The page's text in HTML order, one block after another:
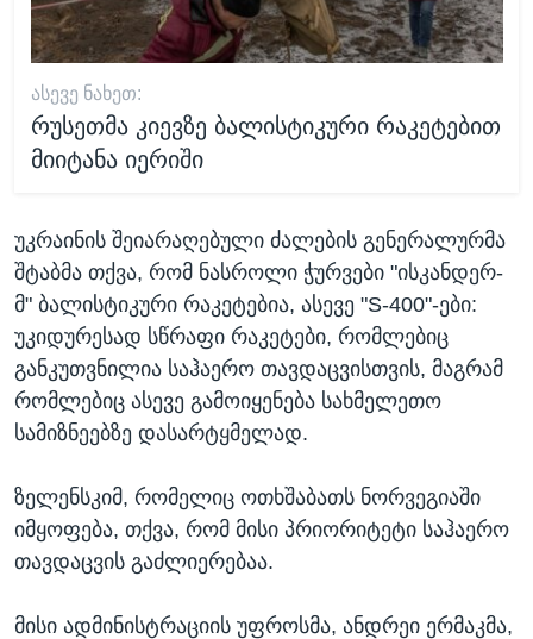
ᲐᲡᲔᲕᲔ ᲜᲐᲮᲔᲗ:
რუსეთმა კიევზე ბალისტიკური რაკეტებით
მიიტანა იერიში
უკრაინის შეიარაღებული ძალების გენერალურმა
შტაბმა თქვა, რომ ნასროლი ჭურვები "ისკანდერ-
მ" ბალისტიკური რაკეტებია, ასევე "S-400"-ები:
უკიდურესად სწრაფი რაკეტები, რომლებიც
განკუთვნილია საჰაერო თავდაცვისთვის, მაგრამ
რომლებიც ასევე გამოიყენება სახმელეთო
სამიზნეებზე დასარტყმელად.
ზელენსკიმ, რომელიც ოთხშაბათს ნორვეგიაში
იმყოფება, თქვა, რომ მისი პრიორიტეტი საჰაერო
თავდაცვის გაძლიერებაა.
მისი ადმინისტრაციის უფროსმა, ანდრეი ერმაკმა,